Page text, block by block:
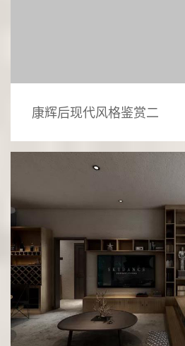
康辉后现代风格鉴赏二